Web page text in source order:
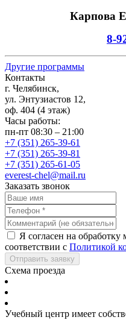
Карпова
8-
Другие программы
Контакты
г. Челябинск,
ул. Энтузиастов 12,
оф. 404 (4 этаж)
Часы работы:
пн-пт 08:30 – 21:00
+7 (351) 265-39-61
+7 (351) 265-39-81
+7 (351) 265-61-05
everest-chel@mail.ru
Заказать звонок
Я согласен на
соответствии с Политикой
Отправить заявку
Схема проезда
Учебный центр имеет